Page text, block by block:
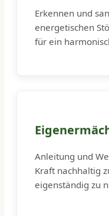
Erkennen und
energetischen
für ein
Anleitung und
Kraft nachhaltig
eigenständig zu